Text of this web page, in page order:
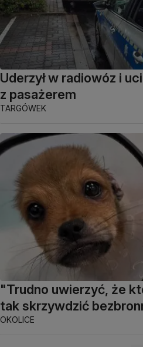
Uderzył w radiowóz i
z pasażerem
TARGÓWEK
"Trudno uwierzyć, że
tak skrzywdzić
OKOLICE